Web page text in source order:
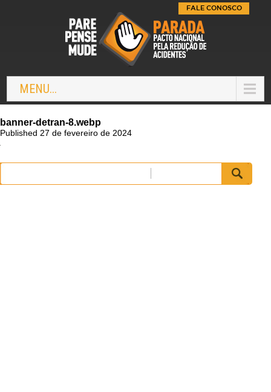
MENU...
FALE CONOSCO
banner-detran-8.webp
Published 27 de fevereiro de 2024
Pesquisar
por: